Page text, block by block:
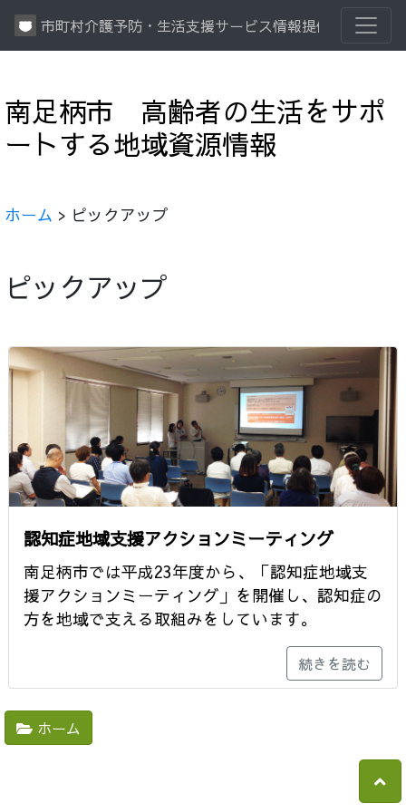
市町村介護予防・生活支援サービス情報提供システム
南足柄市 高齢者の生活をサポ
ートする地域資源情報
ホーム > ピックアップ
ピックアップ
認知症地域支援アクションミーティング
南足柄市では平成23年度から、「認知症地域支
援アクションミーティング」を開催し、認知症の
方を地域で支える取組みをしています。
続きを読む
ホーム